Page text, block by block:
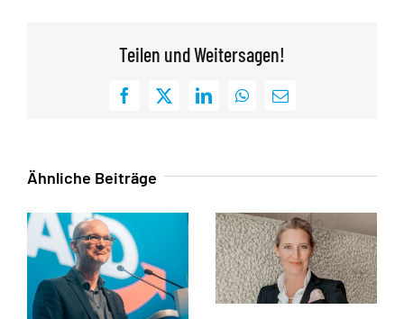
Teilen und Weitersagen!
Facebook
X LinkedInWhatsApp
E-
Ähnliche Beiträge